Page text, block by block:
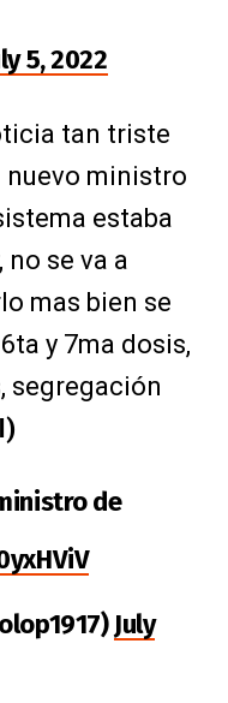
5, 2022
tan triste
nuevo ministro
estaba
no se va a
mas bien se
y 7ma dosis,
segregación
de
July